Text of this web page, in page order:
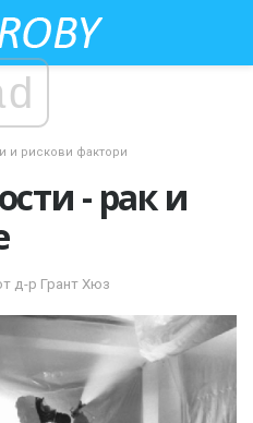
и рискови фактори
- рак и
д-р Грант Хюз